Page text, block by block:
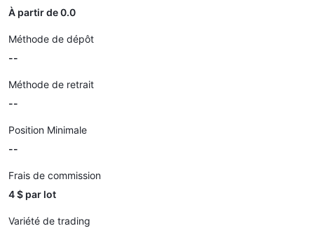
À partir de 0.0
Méthode de dépôt
--
Méthode de retrait
--
Position Minimale
--
Frais de commission
4 $ par lot
Variété de trading